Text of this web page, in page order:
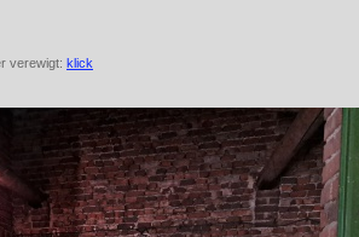
verewigt: klick